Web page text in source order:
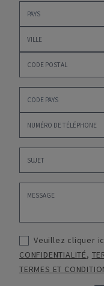
Veuillez cliquer
CONFIDENTIALITÉ,
TERMES ET